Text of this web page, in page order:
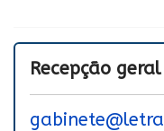
Recepção